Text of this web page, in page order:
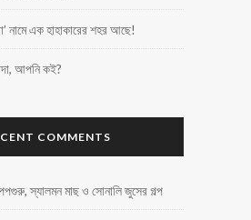
নামে এক হাহাকারের শহর আছে!
আপনি কই?
COMMENTS
স্যালমন মাছ ও সোনালি জুসের গল্প